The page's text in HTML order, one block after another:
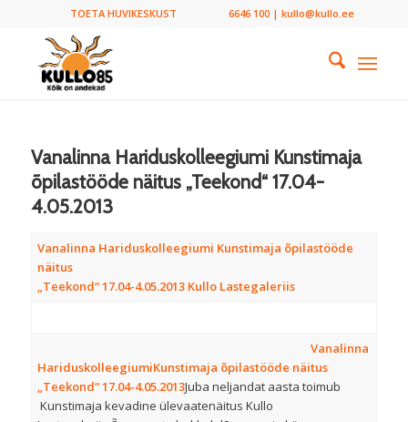
TOETA HUVIKESKUST 6646 100 | kullo@kullo.ee
Vanalinna Hariduskolleegiumi Kunstimaja
õpilastööde näitus „Teekond“ 17.04-
4.05.2013
Vanalinna Hariduskolleegiumi Kunstimaja õpilastööde
näitus
„Teekond“ 17.04-4.05.2013 Kullo Lastegaleriis
Vanalinna
HariduskolleegiumiKunstimaja õpilastööde näitus
„Teekond“17.04-4.05.2013Juba neljandat aasta toimub
Kunstimaja kevadine ülevaatenäitus Kullo